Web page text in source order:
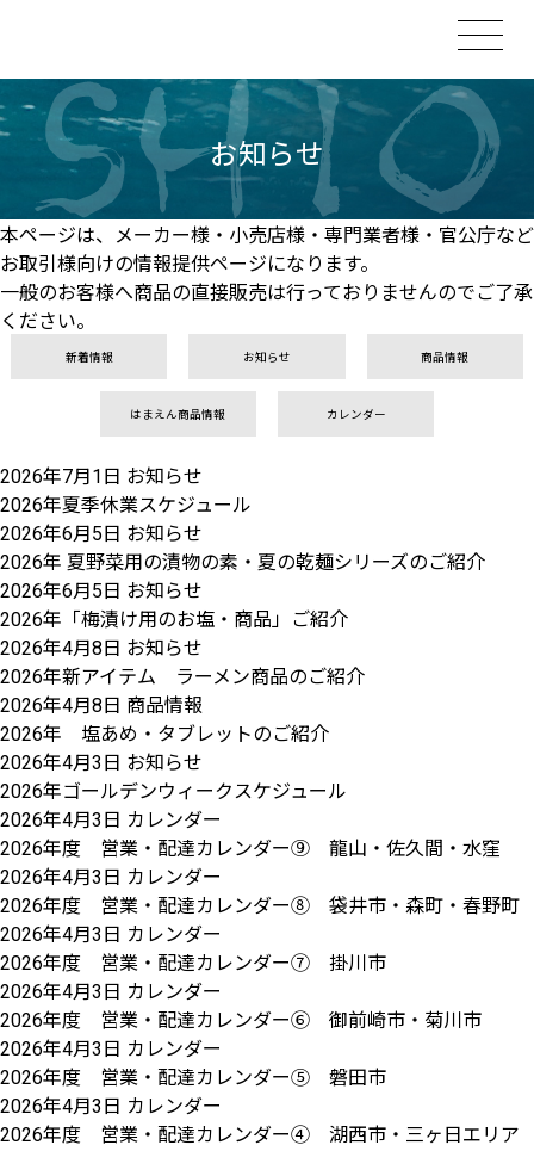
お知らせ
本ページは、メーカー様・小売店様・専門業者様・官公庁など
お取引様向けの情報提供ページになります。
一般のお客様へ商品の直接販売は行っておりませんのでご了承
ください。
新着情報 お知らせ 商品情報
はまえん商品情報 カレンダー
2026年7月1日 お知らせ
2026年夏季休業スケジュール
2026年6月5日 お知らせ
2026年 夏野菜用の漬物の素・夏の乾麺シリーズのご紹介
2026年6月5日 お知らせ
2026年「梅漬け用のお塩・商品」ご紹介
2026年4月8日 お知らせ
2026年新アイテム ラーメン商品のご紹介
2026年4月8日 商品情報
2026年 塩あめ・タブレットのご紹介
2026年4月3日 お知らせ
2026年ゴールデンウィークスケジュール
2026年4月3日 カレンダー
2026年度 営業・配達カレンダー⑨ 龍山・佐久間・水窪
2026年4月3日 カレンダー
2026年度 営業・配達カレンダー⑧ 袋井市・森町・春野町
2026年4月3日 カレンダー
2026年度 営業・配達カレンダー⑦ 掛川市
2026年4月3日 カレンダー
2026年度 営業・配達カレンダー⑥ 御前崎市・菊川市
2026年4月3日 カレンダー
2026年度 営業・配達カレンダー⑤ 磐田市
2026年4月3日 カレンダー
2026年度 営業・配達カレンダー④ 湖西市・三ヶ日エリア